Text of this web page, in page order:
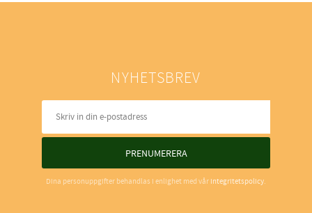
NYHETSBREV
PRENUMERERA
Dina personuppgifter behandlas i enlighet med vår integritetspolicy.